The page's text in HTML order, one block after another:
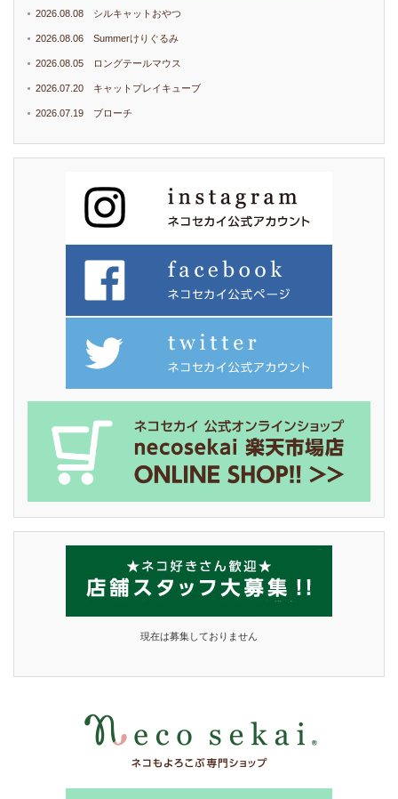
2026.08.08 シルキャットおやつ
2026.08.06 Summerけりぐるみ
2026.08.05 ロングテールマウス
2026.07.20 キャットプレイキューブ
2026.07.19 ブローチ
現在は募集しておりません